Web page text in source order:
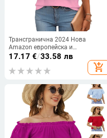
Трансгранична 2024 Нова
Amazon европейска и
американска модна цветна
градиентна дамска тениска с къс
ръкав и V-образно деколте WB14
17.17 €/33.58 лв
add_shopping_cart